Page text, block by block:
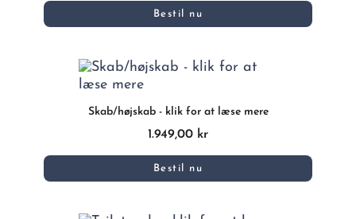
Bestil nu
Skab/højskab - klik for at læse mere
1.949,00 kr
Bestil nu